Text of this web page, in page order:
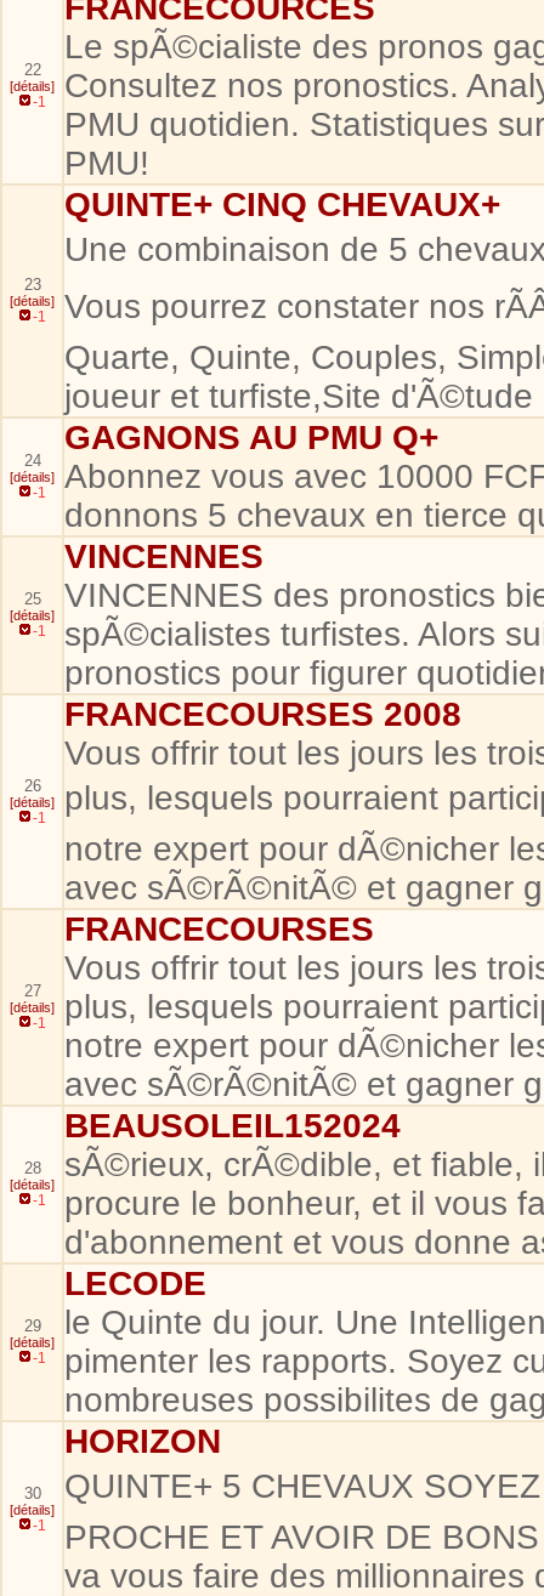
22
[détails]
-1
FRANCECOURCES
Le spÃ©cialiste des pronos
Consultez nos pronostics.
PMU quotidien. Statistiques
PMU!
23
[détails]
-1
QUINTE+ CINQ CHEVAUX+
Une combinaison de 5
Vous pourrez constater nos
Quarte, Quinte, Couples,
joueur et turfiste,Site
24
[détails]
-1
GAGNONS AU PMU Q+
Abonnez vous avec 10000
donnons 5 chevaux en tierce
25
[détails]
-1
VINCENNES
VINCENNES des pronostics
spÃ©cialistes turfistes. Alors
pronostics pour figurer
26
[détails]
-1
FRANCECOURSES 2008
Vous offrir tout les jours les
plus, lesquels pourraient
notre expert pour dÃ©nicher
avec sÃ©rÃ©nitÃ© et gagner
27
[détails]
-1
FRANCECOURSES
Vous offrir tout les jours les
plus, lesquels pourraient
notre expert pour dÃ©nicher
avec sÃ©rÃ©nitÃ© et gagner
28
[détails]
-1
BEAUSOLEIL152024
sÃ©rieux, crÃ©dible, et fiable,
procure le bonheur, et il vous
d'abonnement et vous donne
29
[détails]
-1
LECODE
le Quinte du jour. Une
pimenter les rapports. Soyez
nombreuses possibilites de
30
[détails]
-1
HORIZON
QUINTE+ 5 CHEVAUX
PROCHE ET AVOIR DE
va vous faire des millionnaires